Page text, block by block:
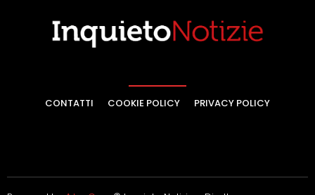
CONTATTI COOKIE POLICY PRIVACY POLICY